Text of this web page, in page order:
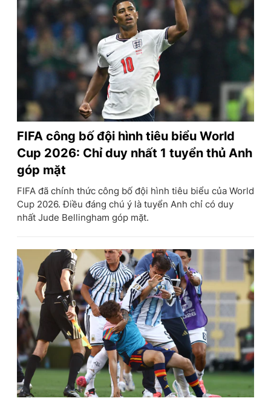
FIFA công bố đội hình tiêu biểu World
Cup 2026: Chỉ duy nhất 1 tuyển thủ Anh
góp mặt
FIFA đã chính thức công bố đội hình tiêu biểu của World
Cup 2026. Điều đáng chú ý là tuyển Anh chỉ có duy
nhất Jude Bellingham góp mặt.